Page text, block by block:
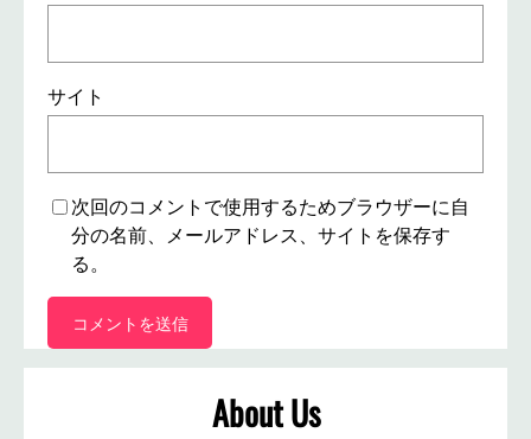
サイト
次回のコメントで使用するためブラウザーに自
分の名前、メールアドレス、サイトを保存す
る。
About Us